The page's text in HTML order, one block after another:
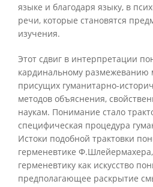
языке и благодаря языку, в
речи, которые становятся
изучения.
Этот сдвиг в интерпретации
кардинальному размежеванию
присущих гуманитарно-
методов объяснения,
наукам. Понимание стало
специфическая процедура
Истоки подобной трактовки
герменевтике
герменевтику как искусство
предполагающее раскрытие